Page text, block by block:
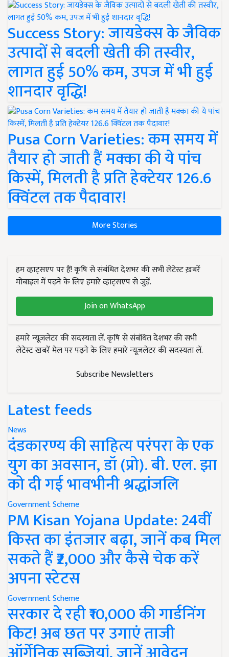
Success Story: जायडेक्स के जैविक
उत्पादों से बदली खेती की तस्वीर,
लागत हुई 50% कम, उपज में भी हुई
शानदार वृद्धि!
Pusa Corn Varieties: कम समय में
तैयार हो जाती हैं मक्का की ये पांच
किस्में, मिलती है प्रति हेक्टेयर 126.6
क्विंटल तक पैदावार!
More Stories
हम व्हाट्सएप पर हैं! कृषि से संबंधित देशभर की सभी लेटेस्ट ख़बरें
मोबाइल में पढ़ने के लिए हमारे व्हाट्सएप से जुड़ें.
Join on WhatsApp
हमारे न्यूज़लेटर की सदस्यता लें. कृषि से संबंधित देशभर की सभी
लेटेस्ट ख़बरें मेल पर पढ़ने के लिए हमारे न्यूज़लेटर की सदस्यता लें.
Subscribe Newsletters
Latest feeds
News
दंडकारण्य की साहित्य परंपरा के एक
युग का अवसान, डॉ (प्रो). बी. एल. झा
को दी गई भावभीनी श्रद्धांजलि
Government Scheme
PM Kisan Yojana Update: 24वीं
किस्त का इंतजार बढ़ा, जानें कब मिल
सकते हैं ₹2,000 और कैसे चेक करें
अपना स्टेटस
Government Scheme
सरकार दे रही ₹10,000 की गार्डनिंग
किट! अब छत पर उगाएं ताजी